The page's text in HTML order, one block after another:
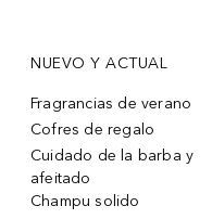
NUEVO Y ACTUAL
Fragrancias de verano
Cofres de regalo
Cuidado de la barba y
afeitado
Champu solido